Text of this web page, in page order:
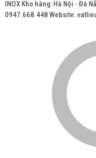
INOX Kho hàng: Hà Nội - Đà
0947.668.448 Website: